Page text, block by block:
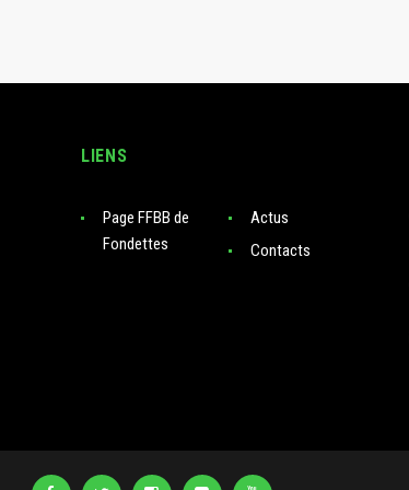
LIENS
Page FFBB de
Fondettes
Actus
Contacts